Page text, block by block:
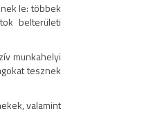
le: többek
belterületi
munkahelyi
tesznek
valamint